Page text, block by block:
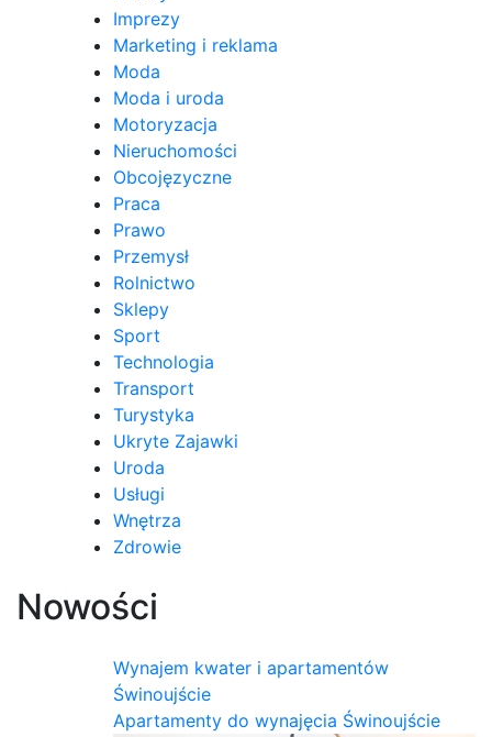
Imprezy
Marketing i reklama
Moda
Moda i uroda
Motoryzacja
Nieruchomości
Obcojęzyczne
Praca
Prawo
Przemysł
Rolnictwo
Sklepy
Sport
Technologia
Transport
Turystyka
Ukryte Zajawki
Uroda
Usługi
Wnętrza
Zdrowie
Nowości
Wynajem kwater i apartamentów
Świnoujście
Apartamenty do wynajęcia Świnoujście